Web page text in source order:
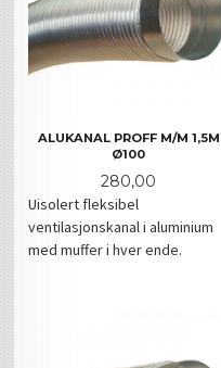
ALUKANAL PROFF M/M 1,5M
Ø100
Pris
280,00
Uisolert fleksibel
ventilasjonskanal i aluminium
med muffer i hver ende.